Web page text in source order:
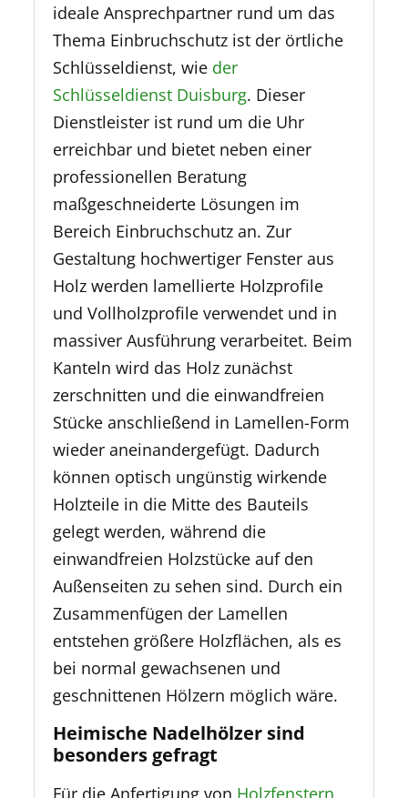
ideale Ansprechpartner rund um das
Thema Einbruchschutz ist der örtliche
Schlüsseldienst, wie der
Schlüsseldienst Duisburg. Dieser
Dienstleister ist rund um die Uhr
erreichbar und bietet neben einer
professionellen Beratung
maßgeschneiderte Lösungen im
Bereich Einbruchschutz an. Zur
Gestaltung hochwertiger Fenster aus
Holz werden lamellierte Holzprofile
und Vollholzprofile verwendet und in
massiver Ausführung verarbeitet. Beim
Kanteln wird das Holz zunächst
zerschnitten und die einwandfreien
Stücke anschließend in Lamellen-Form
wieder aneinandergefügt. Dadurch
können optisch ungünstig wirkende
Holzteile in die Mitte des Bauteils
gelegt werden, während die
einwandfreien Holzstücke auf den
Außenseiten zu sehen sind. Durch ein
Zusammenfügen der Lamellen
entstehen größere Holzflächen, als es
bei normal gewachsenen und
geschnittenen Hölzern möglich wäre.
Heimische Nadelhölzer sind
besonders gefragt
Für die Anfertigung von Holzfenstern